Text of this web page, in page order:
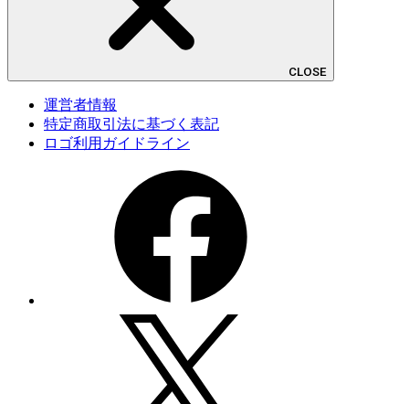
CLOSE
運営者情報
特定商取引法に基づく表記
ロゴ利用ガイドライン